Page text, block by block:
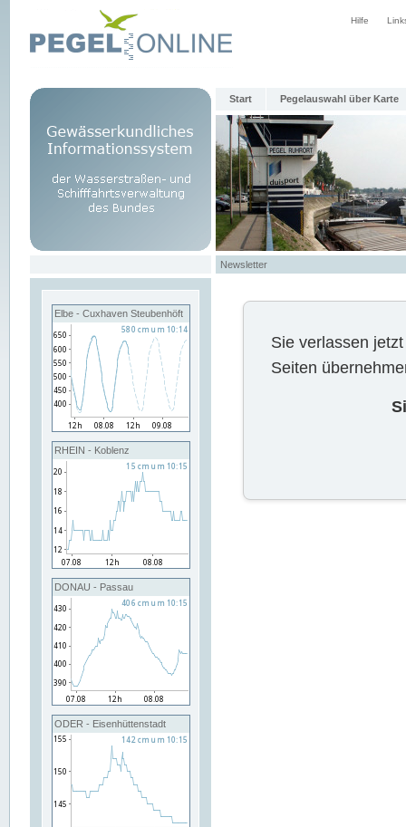
Hilfe
Start Pegelauswahl über Karte
Newsletter
Elbe - Cuxhaven Steubenhöft
RHEIN - Koblenz
DONAU - Passau
ODER - Eisenhüttenstadt
Sie verlassen
Seiten